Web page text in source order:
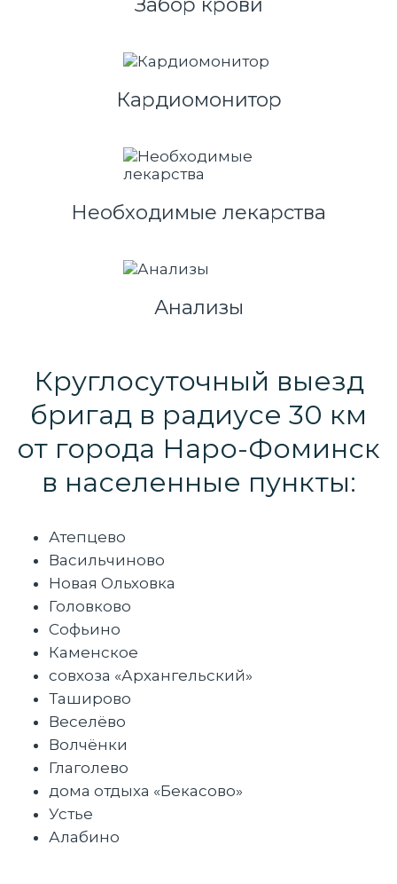
Забор крови
Кардиомонитор
Необходимые лекарства
Анализы
Круглосуточный выезд
бригад в радиусе 30 км
от города Наро-Фоминск
в населенные пункты:
Атепцево
Васильчиново
Новая Ольховка
Головково
Софьино
Каменское
совхоза «Архангельский»
Таширово
Веселёво
Волчёнки
Глаголево
дома отдыха «Бекасово»
Устье
Алабино